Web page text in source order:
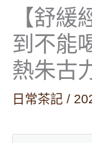
【舒緩
到不能
熱朱古
日常茶記 /